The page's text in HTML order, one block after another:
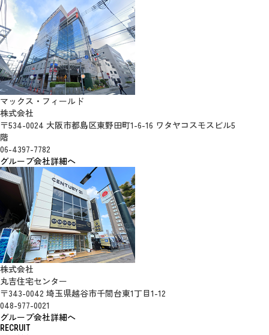
マックス・フィールド
株式会社
〒534-0024 大阪市都島区東野田町1-6-16 ワタヤコスモスビル5
階
06-4397-7782
グループ会社詳細へ
株式会社
丸吉住宅センター
〒343-0042 埼玉県越谷市千間台東1丁目1-12
048-977-0021
グループ会社詳細へ
RECRUIT